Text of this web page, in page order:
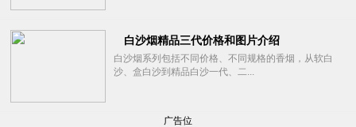
白沙烟精品三代价格和图片介绍
白沙烟系列包括不同价格、不同规格的香烟，从软白
沙、盒白沙到精品白沙一代、二...
广告位